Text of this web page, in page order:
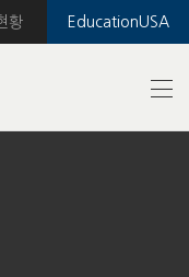
EducationUSA
황